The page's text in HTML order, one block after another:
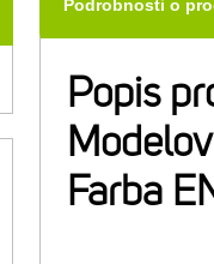
Podrobnosti o
Popis
Farba